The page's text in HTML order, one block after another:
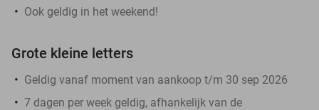
Ook geldig in het weekend!
Grote kleine letters
Geldig vanaf moment van aankoop t/m 30 sep 2026
7 dagen per week geldig, afhankelijk van de